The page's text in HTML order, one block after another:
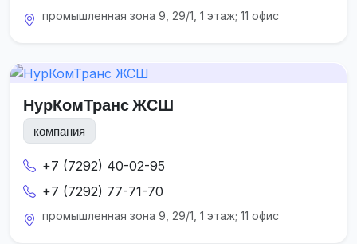
промышленная зона 9, 29/1, 1 этаж; 11 офис
НурКомТранс ЖСШ
компания
+7 (7292) 40-02-95
+7 (7292) 77-71-70
промышленная зона 9, 29/1, 1 этаж; 11 офис